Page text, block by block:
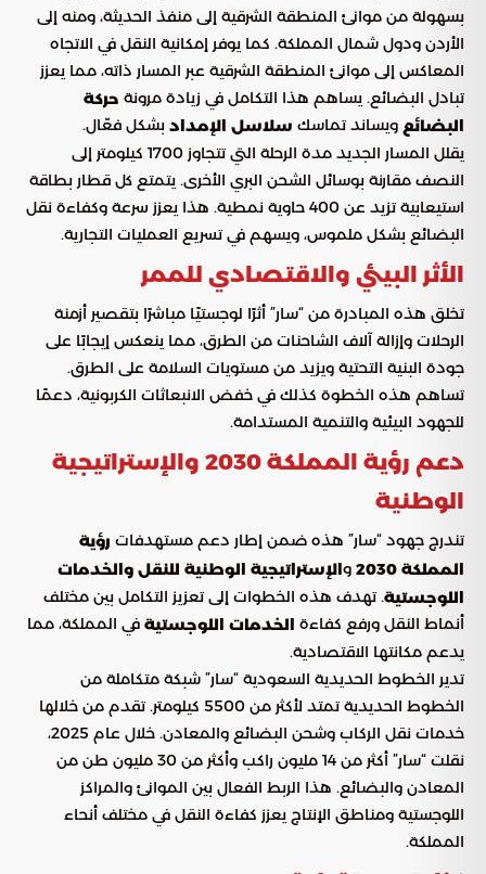
بسهولة من موانئ المنطقة الشرقية إلى منفذ الحديثة، ومنه إلى
الأردن ودول شمال المملكة. كما يوفر إمكانية النقل في الاتجاه
المعاكس إلى موانئ المنطقة الشرقية عبر المسار ذاته، مما يعزز
تبادل البضائع. يساهم هذا التكامل في زيادة مرونة حركة
البضائع ويساند تماسك سلاسل الإمداد بشكل فعّال.
يقلل المسار الجديد مدة الرحلة التي تتجاوز 1700 كيلومتر إلى
النصف مقارنة بوسائل الشحن البري الأخرى. يتمتع كل قطار بطاقة
استيعابية تزيد عن 400 حاوية نمطية. هذا يعزز سرعة وكفاءة نقل
البضائع بشكل ملموس، ويسهم في تسريع العمليات التجارية.
الأثر البيئي والاقتصادي للممر
تخلق هذه المبادرة من “سار” أثرًا لوجستيًا مباشرًا بتقصير أزمنة
الرحلات وإزالة آلاف الشاحنات من الطرق، مما ينعكس إيجابًا على
جودة البنية التحتية ويزيد من مستويات السلامة على الطرق.
تساهم هذه الخطوة كذلك في خفض الانبعاثات الكربونية، دعمًا
للجهود البيئية والتنمية المستدامة.
دعم رؤية المملكة 2030 والإستراتيجية
الوطنية
تندرج جهود “سار” هذه ضمن إطار دعم مستهدفات رؤية
المملكة 2030
والإستراتيجية الوطنية للنقل والخدمات
اللوجستية. تهدف هذه الخطوات إلى تعزيز التكامل بين مختلف
أنماط النقل ورفع كفاءة الخدمات اللوجستية في المملكة، مما
يدعم مكانتها الاقتصادية.
تدير الخطوط الحديدية السعودية “سار” شبكة متكاملة من
الخطوط الحديدية تمتد لأكثر من 5500 كيلومتر. تقدم من خلالها
خدمات نقل الركاب وشحن البضائع والمعادن. خلال عام 2025،
نقلت “سار” أكثر من 14 مليون راكب وأكثر من 30 مليون طن من
المعادن والبضائع. هذا الربط الفعال بين الموانئ والمراكز
اللوجستية ومناطق الإنتاج يعزز كفاءة النقل في مختلف أنحاء
المملكة.